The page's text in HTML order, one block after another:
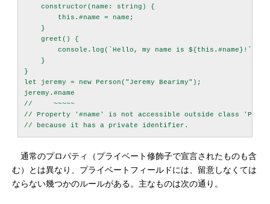
    constructor(name: string) {
        this.#name = name;
    }
    greet() {
        console.log(`Hello, my name is ${this.#name}!`);
    }
}
let jeremy = new Person("Jeremy Bearimy");
jeremy.#name
//     ~~~~~
// Property '#name' is not accessible outside class
通常のプロパティ（プライベート修飾子で宣言されたものも含
む）とは異なり、プライベートフィールドには、留意しなくては
ならない幾つかのルールがある。主なものは次の通り。